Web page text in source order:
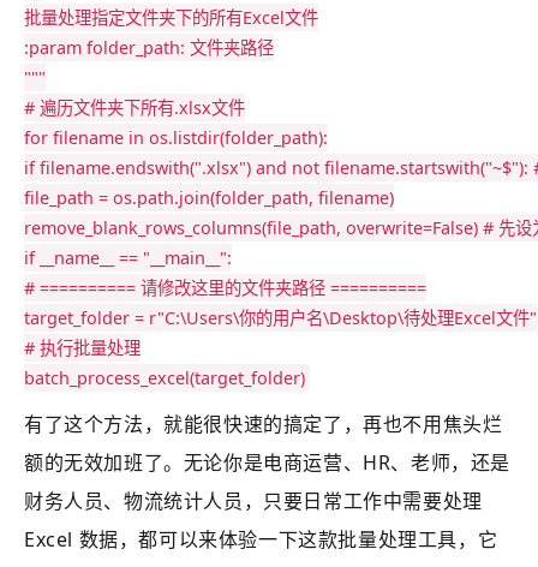
批量处理指定文件夹下的所有Excel文件
:param folder_path: 文件夹路径
"""
# 遍历文件夹下所有.xlsx文件
for filename in os.listdir(folder_path):
if filename.endswith(".xlsx") and not filename.startswith("~$"):
file_path = os.path.join(folder_path, filename)
remove_blank_rows_columns(file_path, overwrite=False) # 先设
if __name__ == "__main__":
# ========== 请修改这里的文件夹路径 ==========
target_folder = r"C:\Users\你的用户名\Desktop\待处理Excel文件"
# 执行批量处理
batch_process_excel(target_folder)
有了这个方法，就能很快速的搞定了，再也不用焦头烂
额的无效加班了。无论你是电商运营、HR、老师，还是
财务人员、物流统计人员，只要日常工作中需要处理
Excel 数据，都可以来体验一下这款批量处理工具，它